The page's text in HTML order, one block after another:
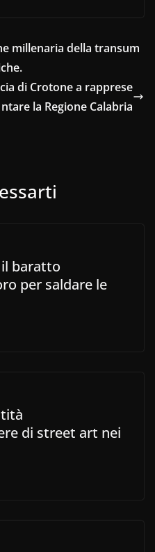
millenaria della transum
di Crotone a rapprese
ntare la Regione Calabria
il baratto
per saldare le
di street art nei